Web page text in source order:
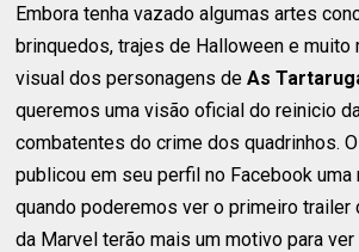
Embora tenha vazado algumas artes
brinquedos, trajes de Halloween e muito
visual dos personagens deAs
queremos uma visão oficial do reinicio
combatentes do crime dos quadrinhos.
publicou em seu perfil no Facebook uma
quando poderemos ver o primeiro trailer
da Marvel terão mais um motivo para ver